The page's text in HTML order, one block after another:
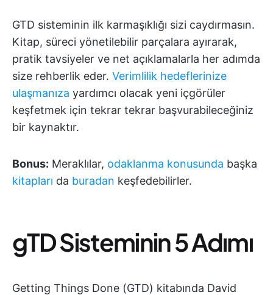
GTD sisteminin ilk karmaşıklığı sizi caydırmasın.
Kitap, süreci yönetilebilir parçalara ayırarak,
pratik tavsiyeler ve net açıklamalarla her adımda
size rehberlik eder. Verimlilik hedeflerinize
ulaşmanıza yardımcı olacak yeni içgörüler
keşfetmek için tekrar tekrar başvurabileceğiniz
bir kaynaktır.
Bonus: Meraklılar, odaklanma konusunda başka
kitapları da buradan keşfedebilirler.
gTD Sisteminin 5 Adımı
Getting Things Done (GTD) kitabında David